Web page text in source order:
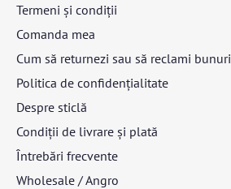
Termeni și condiții
Comanda mea
Cum să returnezi sau să reclami bunuri
Politica de confidențialitate
Despre sticlă
Condiții de livrare și plată
Întrebări frecvente
Wholesale / Angro